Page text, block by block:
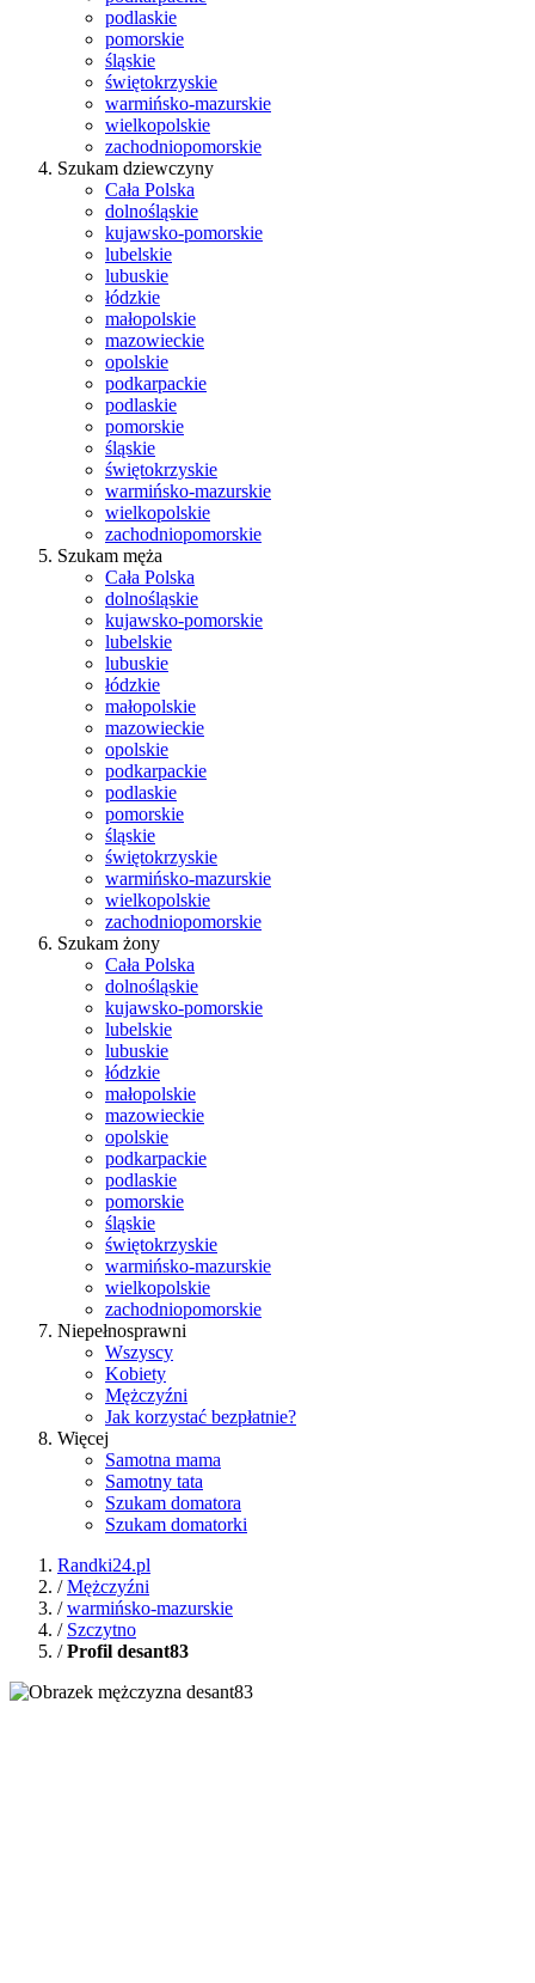
podlaskie
pomorskie
śląskie
świętokrzyskie
warmińsko-mazurskie
wielkopolskie
zachodniopomorskie
Szukam dziewczyny
Cała Polska
dolnośląskie
kujawsko-pomorskie
lubelskie
lubuskie
łódzkie
małopolskie
mazowieckie
opolskie
podkarpackie
podlaskie
pomorskie
śląskie
świętokrzyskie
warmińsko-mazurskie
wielkopolskie
zachodniopomorskie
Szukam męża
Cała Polska
dolnośląskie
kujawsko-pomorskie
lubelskie
lubuskie
łódzkie
małopolskie
mazowieckie
opolskie
podkarpackie
podlaskie
pomorskie
śląskie
świętokrzyskie
warmińsko-mazurskie
wielkopolskie
zachodniopomorskie
Szukam żony
Cała Polska
dolnośląskie
kujawsko-pomorskie
lubelskie
lubuskie
łódzkie
małopolskie
mazowieckie
opolskie
podkarpackie
podlaskie
pomorskie
śląskie
świętokrzyskie
warmińsko-mazurskie
wielkopolskie
zachodniopomorskie
Niepełnosprawni
Wszyscy
Kobiety
Mężczyźni
Jak korzystać bezpłatnie?
Więcej
Samotna mama
Samotny tata
Szukam domatora
Szukam domatorki
Randki24.pl
/Mężczyźni
/warmińsko-mazurskie
/ Szczytno
/Profil desant83